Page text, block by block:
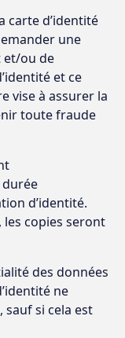
carte d’identité
une
et/ou de
et ce
vise à assurer la
toute fraude
d’identité.
copies seront
des données
ne
sauf si cela est